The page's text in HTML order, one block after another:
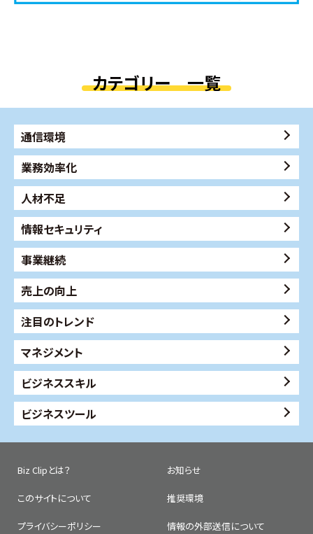
カテゴリー 一覧
通信環境
業務効率化
人材不足
情報セキュリティ
事業継続
売上の向上
注目のトレンド
マネジメント
ビジネススキル
ビジネスツール
Biz Clipとは？ お知らせ
このサイトについて 推奨環境
プライバシーポリシー 情報の外部送信について